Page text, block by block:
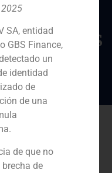
nuevos
la firma a Ignacio
y Javier
a los siete socios.
SA, entidad
GBS Finance,
un
identidad
de
de una
de que no
de